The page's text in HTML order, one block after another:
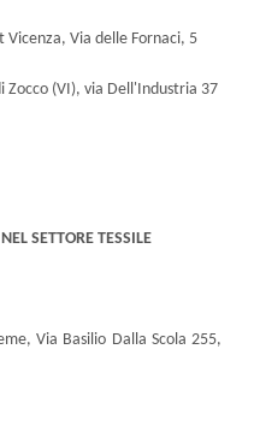
Vicenza, Via delle Fornaci, 5
(VI), via Dell'Industria 37
SETTORE TESSILE
Via Basilio Dalla Scola 255,